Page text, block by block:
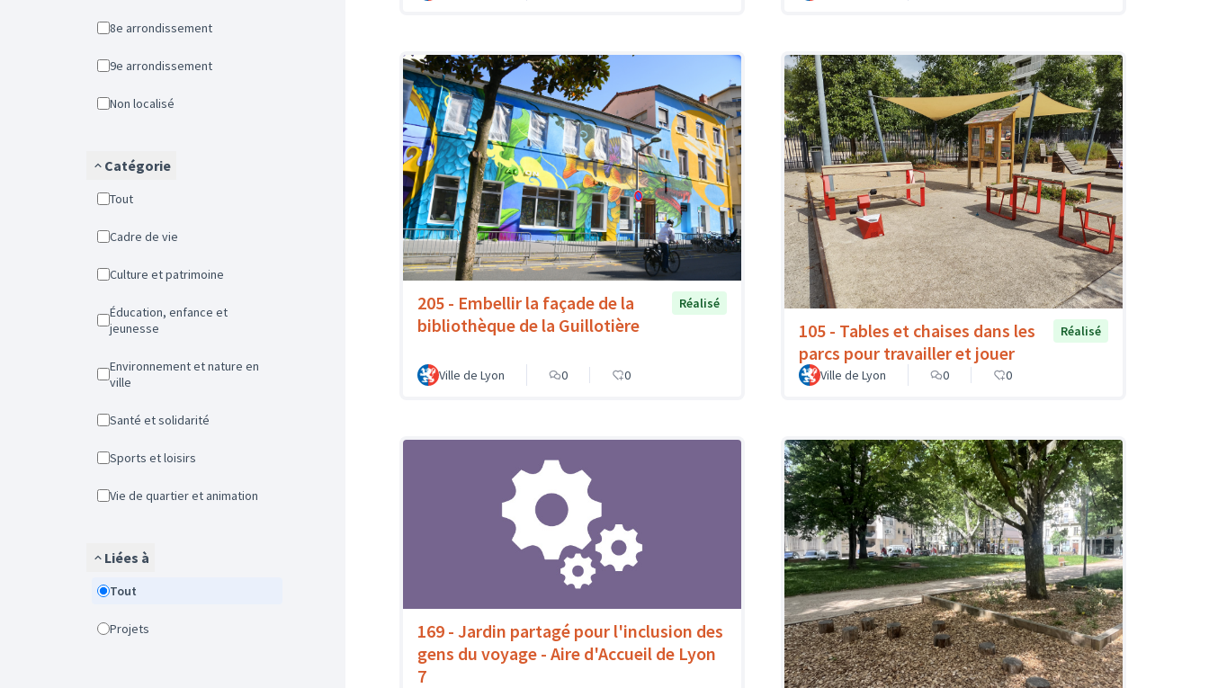
8e arrondissement
9e arrondissement
Non localisé
Catégorie
Tout
Cadre de vie
Culture et patrimoine
Éducation, enfance et
jeunesse
Environnement et nature en
ville
Santé et solidarité
Sports et loisirs
Vie de quartier et animation
Liées à
Tout
Projets
205 - Embellir la façade de la
bibliothèque de la Guillotière
Réalisé
Ville de Lyon 0 0
105 - Tables et chaises dans les
parcs pour travailler et jouer
Réalisé
Ville de Lyon 0 0
169 - Jardin partagé pour l'inclusion des
gens du voyage - Aire d'Accueil de Lyon
7